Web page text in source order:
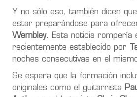
Y no sólo eso, también dicen
estar preparándose para
Wembley. Esta noticia rompería
recientemente establecido por
noches consecutivas en el
Se espera que la formación
originales como el guitarrista